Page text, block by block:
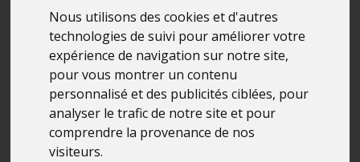
Nous utilisons des cookies et d'autres
technologies de suivi pour améliorer votre
expérience de navigation sur notre site,
pour vous montrer un contenu
personnalisé et des publicités ciblées, pour
analyser le trafic de notre site et pour
comprendre la provenance de nos
visiteurs.
CAP HORN 7X50 JAUNE